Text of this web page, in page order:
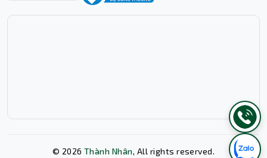
© 2026 Thành Nhân, All rights reserved.